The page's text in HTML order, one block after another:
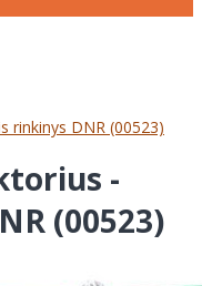
rinkinys DNR (00523)
-
(00523)